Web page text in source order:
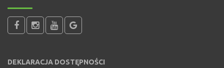
DEKLARACJA DOSTĘPNOŚCI